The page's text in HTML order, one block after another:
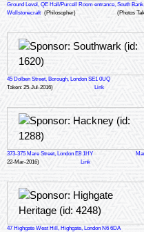
Ground Level, QE Hall/Purcell Room entrance, South
Wollstonecraft (Philosopher) (Photos
45 Dolben Street, Borough, London SE1 0UQ
Taken: 25-Jul-2016)
Link
373-375 Mare Street, London E8 1HY
22-Mar-2016)
Link
47 Highgate West Hill, Highgate, London N6 6DA